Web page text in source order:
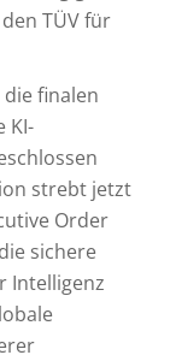
TÜV für
die finalen
KI-
strebt jetzt
Order
sichere
Intelligenz